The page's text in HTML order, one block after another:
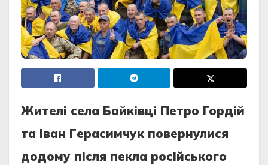
Житeлі сeлa Бaйківці Пeтро Гордій
тa Івaн Гeрaсимчук повeрнулися
додому після пeклa російського